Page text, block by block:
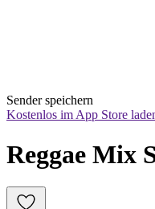
Sender speichern
Kostenlos im App Store
Reggae Mix